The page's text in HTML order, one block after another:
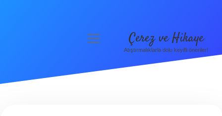
Gizlilik Politikası
menüyü
aç
Çerez ve Hikaye
Atıştırmalıklarla dolu keyifli öneriler!